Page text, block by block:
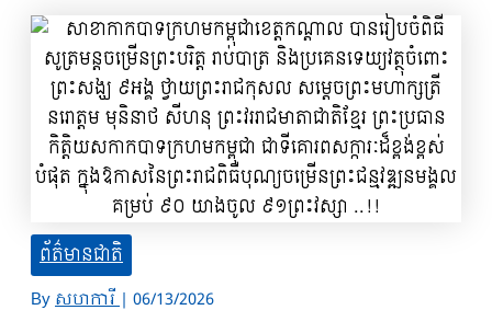
ព័ត៌មានជាតិ
Byសហការី| 06/13/2026